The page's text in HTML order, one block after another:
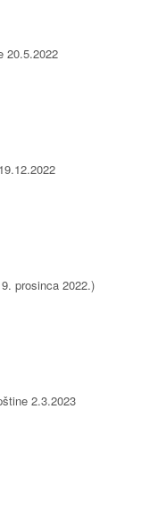
20.5.2022
prosinca 2022.)
2.3.2023